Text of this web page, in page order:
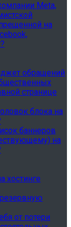
Meta,
на
обращений
странице
блока на
баннеров
на
хостинге
от потери